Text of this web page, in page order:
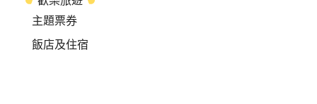
主題票券
飯店及住宿